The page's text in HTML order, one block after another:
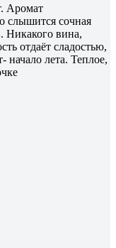
Аромат
слышится сочная
Никакого вина,
отдаёт сладостью,
начало лета. Теплое,